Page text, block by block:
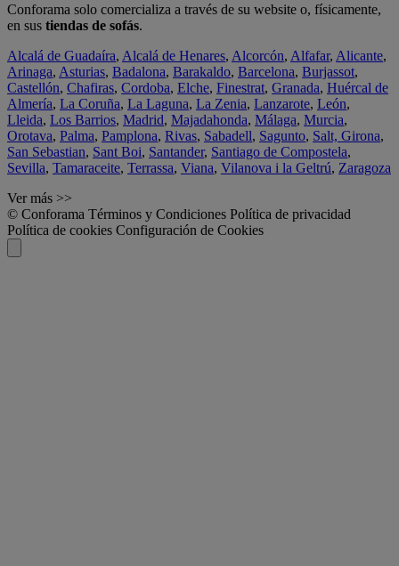
Conforama solo comercializa a través de su website o, físicamente,
en sus tiendas de sofás.
Alcalá de Guadaíra, Alcalá de Henares, Alcorcón, Alfafar, Alicante,
Arinaga, Asturias, Badalona, Barakaldo, Barcelona, Burjassot,
Castellón, Chafiras, Cordoba, Elche, Finestrat, Granada, Huércal de
Almería, La Coruña, La Laguna, La Zenia, Lanzarote, León,
Lleida, Los Barrios, Madrid, Majadahonda, Málaga, Murcia,
Orotava, Palma, Pamplona, Rivas, Sabadell, Sagunto, Salt, Girona,
San Sebastian, Sant Boi, Santander, Santiago de Compostela,
Sevilla, Tamaraceite, Terrassa, Viana, Vilanova i la Geltrú, Zaragoza
Ver más >>
© Conforama Términos y Condiciones Política de privacidad
Política de cookies Configuración de Cookies